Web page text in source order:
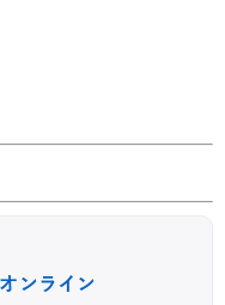
ンライン